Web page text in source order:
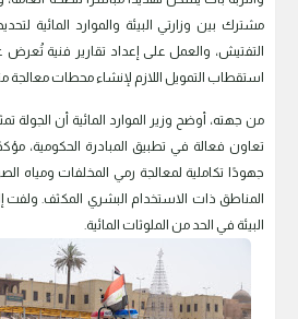
مشترك بين وزارتي البيئة والموارد المائية
التفتيش، والعمل على إعداد تقارير فنية
استقطاب التمويل اللازم لإنشاء محطات معالجة
من جهته، أوضح وزير الموارد المائية أن الجولة
تعاون فعالة في تطبيق المبادرة الحكومية،
جهودًا تكاملية لمعالجة رمي المخلفات ومياه
المناطق ذات الاستخدام البشري المكثف. ولفت
البيئة في الحد من الملوثات المائية.